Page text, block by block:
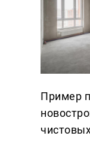
Пример